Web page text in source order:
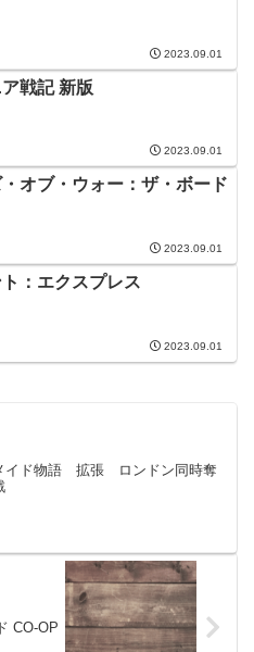
2023.09.01
戦記 新版
2023.09.01
オブ・ウォー：ザ・ボード
2023.09.01
：エクスプレス
2023.09.01
イド物語 拡張 ロンドン同時奪
CO-OP